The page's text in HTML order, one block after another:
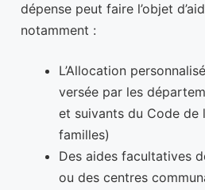
dépense peut faire l’objet
notamment :
L’Allocation
versée par les
et suivants du Code de
familles)
Des aides facultatives
ou des centres